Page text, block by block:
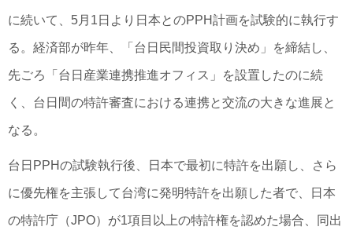
に続いて、5月1日より日本とのPPH計画を試験的に執行す
る。経済部が昨年、「台日民間投資取り決め」を締結し、
先ごろ「台日産業連携推進オフィス」を設置したのに続
く、台日間の特許審査における連携と交流の大きな進展と
なる。
台日PPHの試験執行後、日本で最初に特許を出願し、さら
に優先権を主張して台湾に発明特許を出願した者で、日本
の特許庁（JPO）が1項目以上の特許権を認めた場合、同出